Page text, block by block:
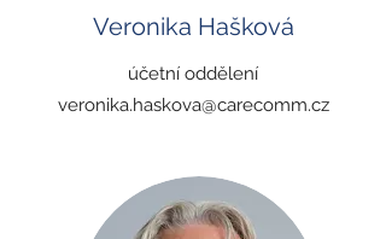
Veronika Hašková
účetní oddělení
veronika.haskova@carecomm.cz